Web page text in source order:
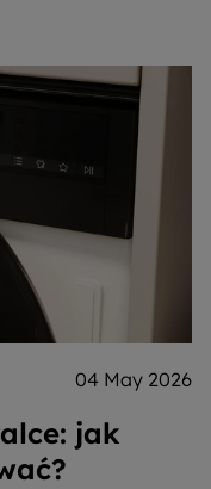
04 May 2026
jak